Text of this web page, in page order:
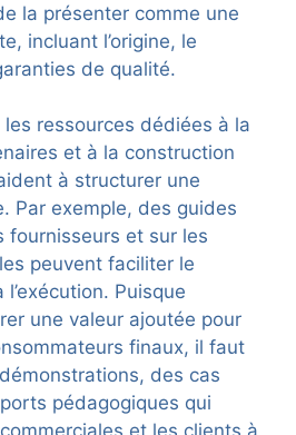
la présenter comme une
incluant l’origine, le
de qualité.
ressources dédiées à la
et à la construction
à structurer une
Par exemple, des guides
fournisseurs et sur les
peuvent faciliter le
Puisque
une valeur ajoutée pour
finaux, il faut
des cas
pédagogiques qui